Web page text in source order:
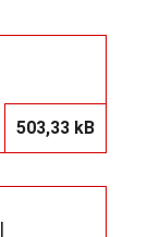
503,33 kB